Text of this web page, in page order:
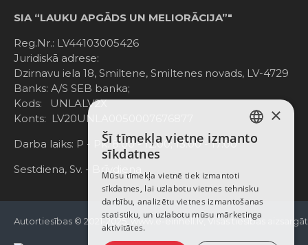
SIA “LAUKU APGĀDS UN MELIORĀCIJA”"
Reg.Nr.: LV44103005426
Juridiskā adrese:
Dzirnavu iela 18, Smiltene, Smiltenes novads, LV-4729
Banks: A/S SEB banka;
Kods: UNLALV2X
Konts: LV20UNLA0050007676877
Darba laiks: P - Pk. 8:00 - 12:00; 13:00 - 17:00
Sestdiena, Sv. - Brīvdiena
Autortiesības © 2021-2025, www.e-einhell.lv, Visas tiesības
LATVIAN
ENGLISH
×
Šī tīmekļa vietne izmanto
sīkdatnes
Mūsu tīmekļa vietnē tiek izmantoti
sīkdatnes, lai uzlabotu vietnes tehnisku
darbību, analizētu vietnes izmantošanas
statistiku, un uzlabotu mūsu mārketinga
aktivitātes.